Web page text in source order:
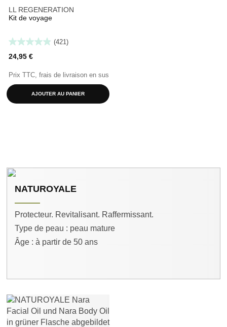
LL REGENERATION
Kit de voyage
(421)
24,95 €
Prix TTC, frais de livraison en sus
AJOUTER AU PANIER
NATUROYALE
Protecteur. Revitalisant. Raffermissant.
Type de peau : peau mature
Âge : à partir de 50 ans